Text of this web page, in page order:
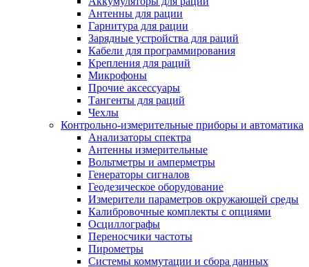
Антенны для рации
Гарнитура для рации
Зарядные устройства для раций
Кабели для программирования
Крепления для раций
Микрофоны
Прочие аксессуары
Тангенты для раций
Чехлы
Контрольно-измерительные приборы и автоматика
Анализаторы спектра
Антенны измерительные
Вольтметры и амперметры
Генераторы сигналов
Геодезическое оборудование
Измерители параметров окружающей среды
Калибровочные комплекты с опциями
Осциллографы
Переносчики частоты
Пирометры
Системы коммутации и сбора данных